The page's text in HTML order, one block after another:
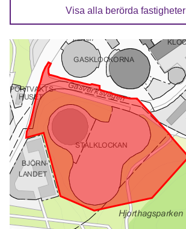
Visa alla berörda fastigheter